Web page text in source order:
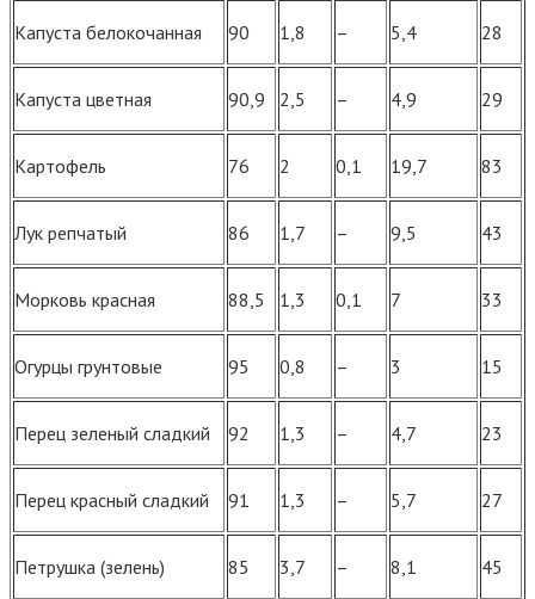
Капуста белокочанная 90 1,8 – 5,4 28
Капуста цветная 90,9 2,5 – 4,9 29
Картофель 76 2 0,1 19,7 83
Лук репчатый 86 1,7 – 9,5 43
Морковь красная 88,5 1,3 0,1 7 33
Огурцы грунтовые 95 0,8 – 3 15
Перец зеленый сладкий 92 1,3 – 4,7 23
Перец красный сладкий 91 1,3 – 5,7 27
Петрушка (зелень) 85 3,7 – 8,1 45